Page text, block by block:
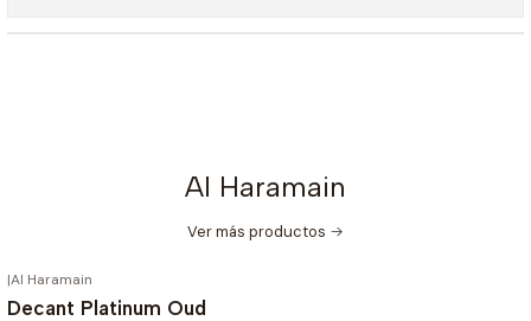
Al Haramain
Ver más productos
|Al Haramain
Decant Platinum Oud